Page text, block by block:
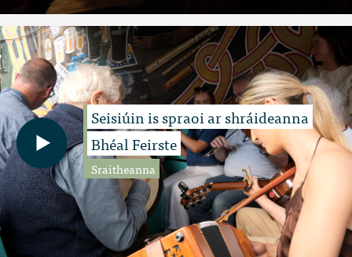
Seisiúin is spraoi ar shráideanna
Bhéal Feirste
Sraitheanna